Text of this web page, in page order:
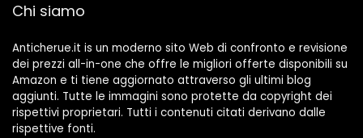
Chi siamo
Anticherue.it is un moderno sito Web di confronto e revisione
dei prezzi all-in-one che offre le migliori offerte disponibili su
Amazon e ti tiene aggiornato attraverso gli ultimi blog
aggiunti. Tutte le immagini sono protette da copyright dei
rispettivi proprietari. Tutti i contenuti citati derivano dalle
rispettive fonti.